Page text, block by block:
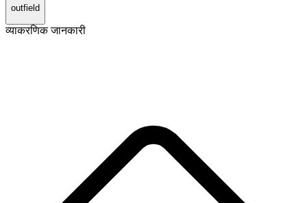
outfield
व्याकरणिक जानकारी